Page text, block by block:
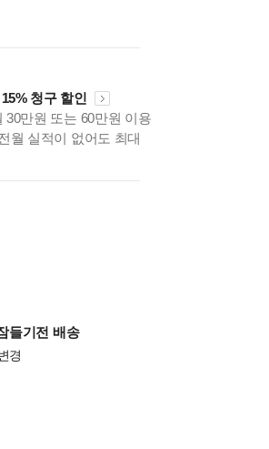
청구 할인
30만원 또는 60만원 이용
월 실적이 없어도 최대
들기전 배송
경